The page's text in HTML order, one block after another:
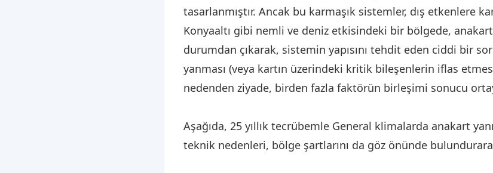
tasarlanmıştır. Ancak bu karmaşık sistemler, dış etkenlere
Konyaaltı gibi nemli ve deniz etkisindeki bir bölgede, anakart
durumdan çıkarak, sistemin yapısını tehdit eden ciddi bir
yanması (veya kartın üzerindeki kritik bileşenlerin iflas
nedenden ziyade, birden fazla faktörün birleşimi sonucu
Aşağıda, 25 yıllık tecrübemle General klimalarda anakart
teknik nedenleri, bölge şartlarını da göz önünde